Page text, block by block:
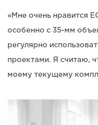
«Мне очень нравится
особенно с 35-мм
регулярно
проектами. Я считаю,
моему текущему